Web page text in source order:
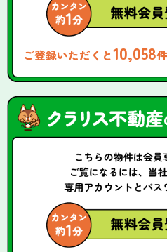
ご登録いただくと10,058